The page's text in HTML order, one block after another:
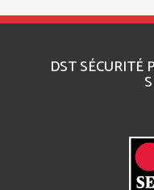
DST SÉCURITÉ